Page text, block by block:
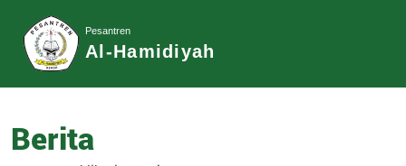
Pesantren
Al-Hamidiyah
Berita